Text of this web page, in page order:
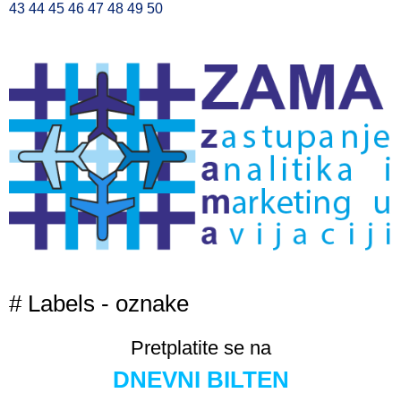
43 44 45 46 47 48 49 50
# Labels - oznake
Pretplatite se na
DNEVNI BILTEN